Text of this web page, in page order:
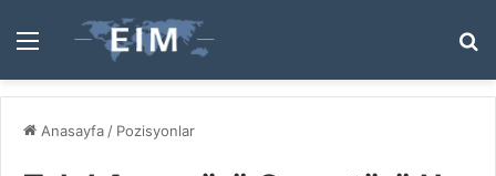
Menü
...
Anasayfa / Pozisyonlar